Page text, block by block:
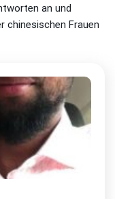
an und
chinesischen Frauen